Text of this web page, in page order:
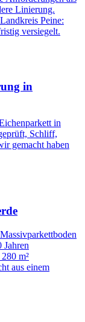
Linierung.
Peine:
versiegelt.
in
in
Schliff,
gemacht haben
Jahren
m²
aus einem